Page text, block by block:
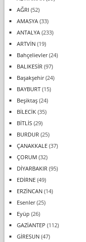
AĞRI (52)
AMASYA(33)
ANTALYA(233)
ARTVİN(19)
Bahçelievler(24)
BALIKESİR (97)
Başakşehir(24)
BAYBURT(15)
Beşiktaş(24)
BİLECİK(35)
BİTLİS(29)
BURDUR (25)
ÇANAKKALE(37)
ÇORUM (32)
DİYARBAKIR (95)
EDİRNE(49)
ERZİNCAN(14)
Esenler(25)
Eyüp (26)
GAZİANTEP (112)
GİRESUN(47)